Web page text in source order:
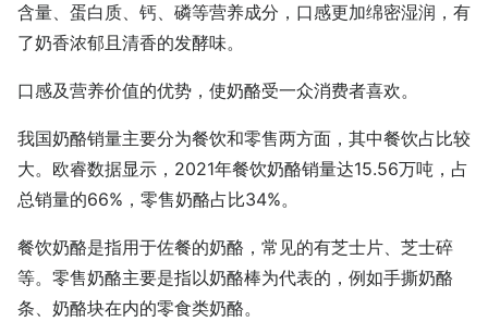
含量、蛋白质、钙、磷等营养成分，口感更加绵密湿润，有
了奶香浓郁且清香的发酵味。
口感及营养价值的优势，使奶酪受一众消费者喜欢。
我国奶酪销量主要分为餐饮和零售两方面，其中餐饮占比较
大。欧睿数据显示，2021年餐饮奶酪销量达15.56万吨，占
总销量的66%，零售奶酪占比34%。
餐饮奶酪是指用于佐餐的奶酪，常见的有芝士片、芝士碎
等。零售奶酪主要是指以奶酪棒为代表的，例如手撕奶酪
条、奶酪块在内的零食类奶酪。